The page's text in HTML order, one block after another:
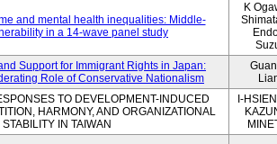
and mental health inequalities: Middle-
in a 14-wave panel study
K
Support for Immigrant Rights in Japan:
Role of Conservative Nationalism
TO DEVELOPMENT-INDUCED
HARMONY, AND ORGANIZATIONAL
STABILITY IN TAIWAN
I-